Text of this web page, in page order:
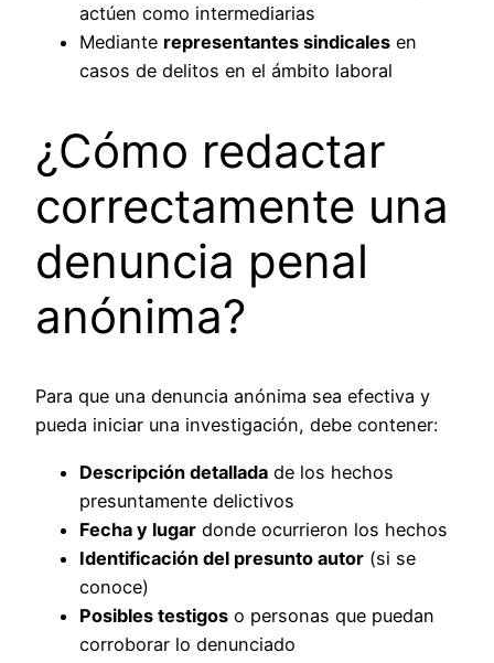
actúen como intermediarias
Mediante representantes sindicales en
casos de delitos en el ámbito laboral
¿Cómo redactar
correctamente una
denuncia penal
anónima?
Para que una denuncia anónima sea efectiva y
pueda iniciar una investigación, debe contener:
Descripción detallada de los hechos
presuntamente delictivos
Fecha y lugar donde ocurrieron los hechos
Identificación del presunto autor (si se
conoce)
Posibles testigos o personas que puedan
corroborar lo denunciado